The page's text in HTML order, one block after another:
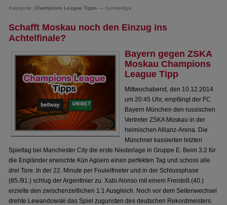
Kategorie:Champions League Tipps — bundesliga
Schafft Moskau noch den Einzug ins
Achtelfinale?
Bayern gegen ZSKA
Moskau Champions
League Tipp
Mittwochabend, den 10.12.2014
um 20:45 Uhr, empfängt der FC
Bayern München den russischen
Vertreter ZSKA Moskau in der
heimischen Allianz-Arena. Die
Münchner kassierten letzten
Spieltag bei Manchester City die erste Niederlage in Gruppe E. Beim 3:2 für
die Engländer erwischte Kün Agüero einen perfekten Tag und schoss alle
drei Tore. In der 22. Minute per Foulelfmeter und in der Schlussphase
(85./91.) schlug der Argentinier zu. Xabi Alonso mit einem Freistoß (40.)
erzielte den zwischenzeitlichen 1:1 Ausgleich. Noch vor dem Seitenwechsel
drehte Lewandowski das Spiel zugunsten des deutschen Rekordmeisters.